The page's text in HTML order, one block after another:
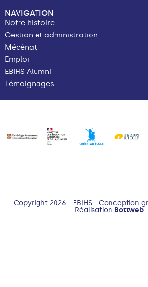
NAVIGATION
Notre histoire
Gestion et administration
Mécénat
Emploi
EBIHS Alumni
Témoignages
Copyright 2026 - EBIHS - Conception
Réalisation Bottweb